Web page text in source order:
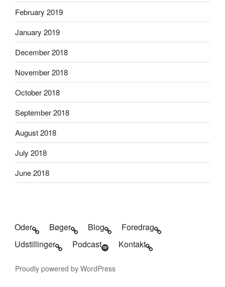
February 2019
January 2019
December 2018
November 2018
October 2018
September 2018
August 2018
July 2018
June 2018
Oder Bøger Blog
Foredrag
Udstillinger
Podcast Kontakt
Proudly powered by WordPress